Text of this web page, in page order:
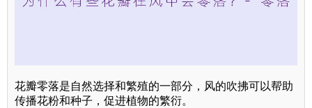
花瓣零落是自然选择和繁殖的一部分，风的吹拂可以帮助
传播花粉和种子，促进植物的繁衍。